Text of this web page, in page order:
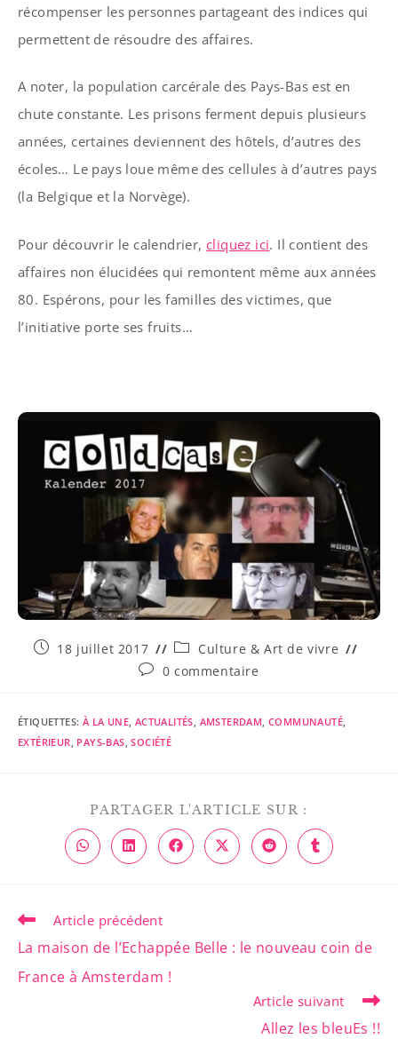
récompenser les personnes partageant des indices qui
permettent de résoudre des affaires.
A noter, la population carcérale des Pays-Bas est en
chute constante. Les prisons ferment depuis plusieurs
années, certaines deviennent des hôtels, d’autres des
écoles… Le pays loue même des cellules à d’autres pays
(la Belgique et la Norvège).
Pour découvrir le calendrier, cliquez ici. Il contient des
affaires non élucidées qui remontent même aux années
80. Espérons, pour les familles des victimes, que
l’initiative porte ses fruits…
18 juillet 2017
Culture & Art de vivre
0 commentaire
ÉTIQUETTES: À LA UNE, ACTUALITÉS, AMSTERDAM, COMMUNAUTÉ,
EXTÉRIEUR, PAYS-BAS, SOCIÉTÉ
PARTAGER L'ARTICLE SUR :
Article précédent
La maison de l’Echappée Belle : le nouveau coin de
France à Amsterdam !
Article suivant
Allez les bleuEs !!